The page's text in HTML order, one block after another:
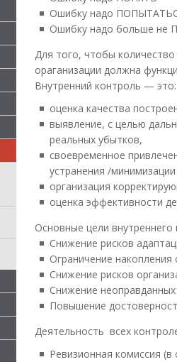
Ошибку надо
Ошибку надо больше не
Для того, чтобы
ораганизации должна
Внутренний контроль — это:
оценка качества
выявление, с целью
реальных убытков,
своевременное
устранения /
организация
оценка эффективности
Основные цели внутреннего
Снижение рисков
Ограничение
Снижение рисков
Снижение неоправданных
Повышение
Деятельность всех
Ревизионная комиссия